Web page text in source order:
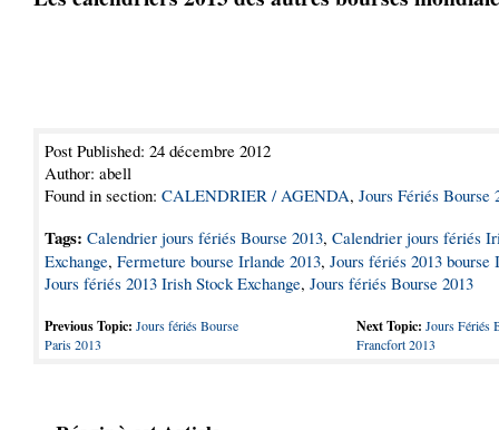
Post Published: 24 décembre 2012
Author: abell
Found in section: CALENDRIER / AGENDA, Jours Fériés Bourse
Tags: Calendrier jours fériés Bourse 2013, Calendrier jours fériés
Exchange, Fermeture bourse Irlande 2013, Jours fériés 2013 bourse
Jours fériés 2013 Irish Stock Exchange, Jours fériés Bourse 2013
Previous Topic: Jours fériés Bourse
Paris 2013
Next Topic: Jours Fériés
Francfort 2013